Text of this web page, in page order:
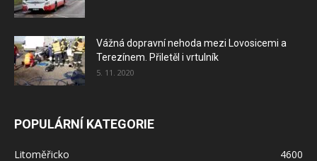
Vážná dopravní nehoda mezi Lovosicemi a
Terezínem. Přiletěl i vrtulník
5. 11. 2020
POPULÁRNÍ KATEGORIE
Litoměřicko
4600